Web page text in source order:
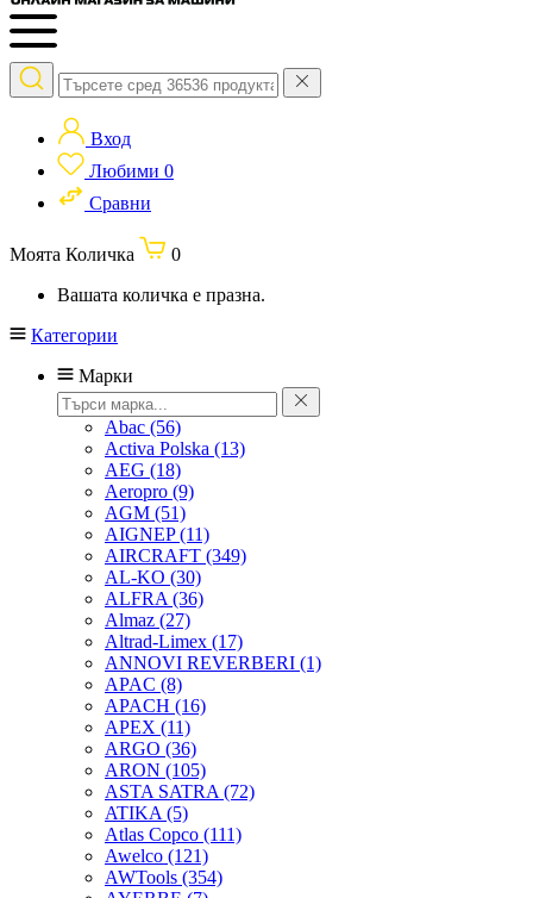
Вход
Любими 0
Сравни
Моята Количка
0
Вашата количка е празна.
Категории
Марки
Abac (56)
Activa Polska (13)
AEG (18)
Aeropro (9)
AGM (51)
AIGNEP(11)
AIRCRAFT (349)
AL-KO (30)
ALFRA (36)
Almaz (27)
Altrad-Limex (17)
ANNOVI REVERBERI (1)
APAC (8)
APACH (16)
APEX (11)
ARGO (36)
ARON (105)
ASTA SATRA (72)
ATIKA (5)
Atlas Copco (111)
Awelco (121)
AWTools (354)